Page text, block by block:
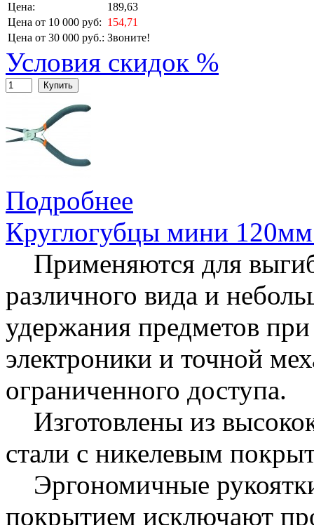
Цена:
189,63
Цена от 10 000 руб: 154,71
Цена от 30 000 руб.: Звоните!
Условия скидок %
Купить
Подробнее
Круглогубцы мини
Применяются для
различного вида и
удержания предметов
электроники и точной
ограниченного доступа.
Изготовлены из
стали с никелевым
Эргономичные
покрытием исключают